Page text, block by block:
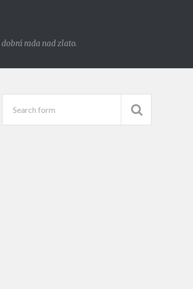
rada nad zlato.